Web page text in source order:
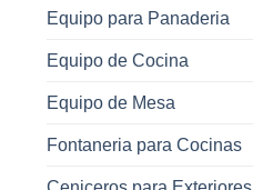
Equipo para Panaderia
Equipo de Cocina
Equipo de Mesa
Fontaneria para Cocinas